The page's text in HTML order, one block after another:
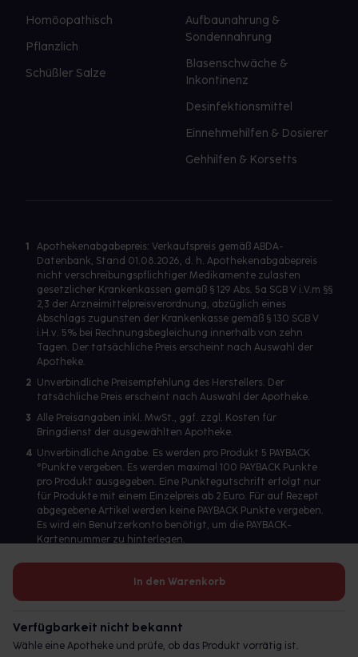
In den Warenkorb
Verfügbarkeit nicht bekannt
Wähle eine Apotheke und prüfe, ob das Produkt vorrätig ist.
Homöopathisch
Pflanzlich
Schüßler Salze
Aufbaunahrung &
Sondennahrung
Blasenschwäche &
Inkontinenz
Desinfektionsmittel
Einnehmehilfen & Dosierer
Gehhilfen & Korsetts
1
Apothekenabgabepreis: Verkaufspreis gemäß ABDA-
Datenbank, Stand 01.08.2026, d. h. Apothekenabgabepreis
nicht verschreibungspflichtiger Medikamente zulasten
gesetzlicher Krankenkassen gemäß § 129 Abs. 5a SGB V i.V.m §§
2,3 der Arzneimittelpreisverordnung, abzüglich eines
Abschlags zugunsten der Krankenkasse gemäß § 130 SGB V
i.H.v. 5% bei Rechnungsbegleichung innerhalb von zehn
Tagen. Der tatsächliche Preis erscheint nach Auswahl der
Apotheke.
2 Unverbindliche Preisempfehlung des Herstellers. Der
tatsächliche Preis erscheint nach Auswahl der Apotheke.
3 Alle Preisangaben inkl. MwSt., ggf. zzgl. Kosten für
Bringdienst der ausgewählten Apotheke.
4 Unverbindliche Angabe. Es werden pro Produkt 5 PAYBACK
°Punkte vergeben. Es werden maximal 100 PAYBACK Punkte
pro Produkt ausgegeben. Eine Punktegutschrift erfolgt nur
für Produkte mit einem Einzelpreis ab 2 Euro. Für auf Rezept
abgegebene Artikel werden keine PAYBACK Punkte vergeben.
Es wird ein Benutzerkonto benötigt, um die PAYBACK-
Kartennummer zu hinterlegen.
Betreiber des Portals und verantwortlich: gesund.de GmbH &
© 2026 gesund.de GmbH & Co. KG